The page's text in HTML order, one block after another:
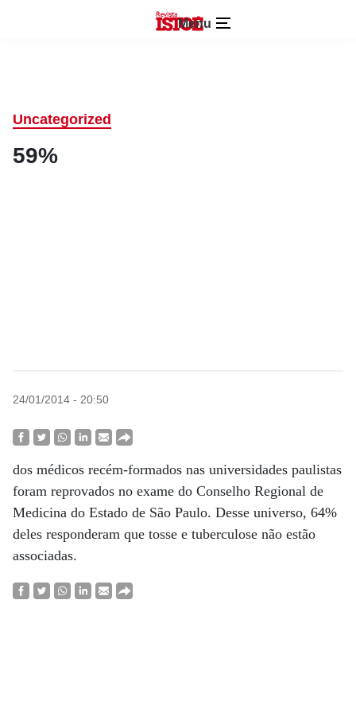
Menu
Uncategorized
59%
24/01/2014 - 20:50
dos médicos recém-formados nas universidades paulistas
foram reprovados no exame do Conselho Regional de
Medicina do Estado de São Paulo. Desse universo, 64%
deles responderam que tosse e tuberculose não estão
associadas.